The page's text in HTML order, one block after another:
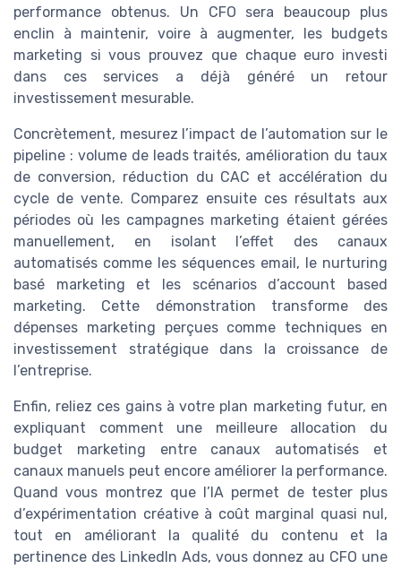
performance obtenus. Un CFO sera beaucoup plus
enclin à maintenir, voire à augmenter, les budgets
marketing si vous prouvez que chaque euro investi
dans ces services a déjà généré un retour
investissement mesurable.
Concrètement, mesurez l’impact de l’automation sur le
pipeline : volume de leads traités, amélioration du taux
de conversion, réduction du CAC et accélération du
cycle de vente. Comparez ensuite ces résultats aux
périodes où les campagnes marketing étaient gérées
manuellement, en isolant l’effet des canaux
automatisés comme les séquences email, le nurturing
basé marketing et les scénarios d’account based
marketing. Cette démonstration transforme des
dépenses marketing perçues comme techniques en
investissement stratégique dans la croissance de
l’entreprise.
Enfin, reliez ces gains à votre plan marketing futur, en
expliquant comment une meilleure allocation du
budget marketing entre canaux automatisés et
canaux manuels peut encore améliorer la performance.
Quand vous montrez que l’IA permet de tester plus
d’expérimentation créative à coût marginal quasi nul,
tout en améliorant la qualité du contenu et la
pertinence des LinkedIn Ads, vous donnez au CFO une